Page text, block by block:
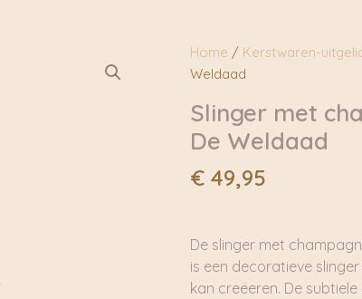
Home / Kerstwaren-
Weldaad
Slinger met
De Weldaad
€49,95
De slinger met
is een decoratieve
kan creëeren. De